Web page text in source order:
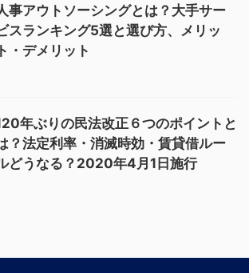
事アウトソーシングとは？大手サー
スランキング5選と選び方、メリッ
ト・デメリット
年ぶりの民法改正６つのポイントと
？法定利率・消滅時効・賃貸借ルー
どうなる？2020年4月1日施行